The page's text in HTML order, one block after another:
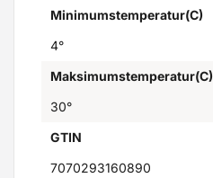
Minimumstemperatur(C)
4°
Maksimumstemperatur(C)
30°
GTIN
7070293160890